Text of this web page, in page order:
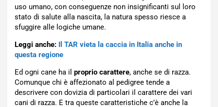
uso umano, con conseguenze non insignificanti sul loro
stato di salute alla nascita, la natura spesso riesce a
sfuggire alle logiche umane.
Leggi anche:
Il TAR vieta la caccia in Italia anche in
questa regione
Ed ogni cane ha il proprio carattere, anche se di razza.
Comunque chi è affezionato al pedigree tende a
descrivere con dovizia di particolari il carattere dei vari
cani di razza. E tra queste caratteristiche c’è anche la